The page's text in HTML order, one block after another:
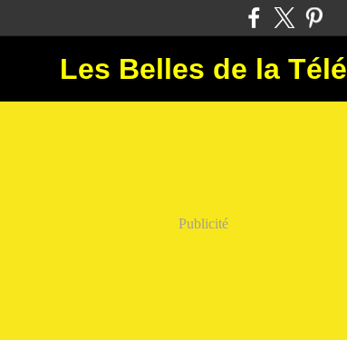
Les Belles de la Télé
Publicité